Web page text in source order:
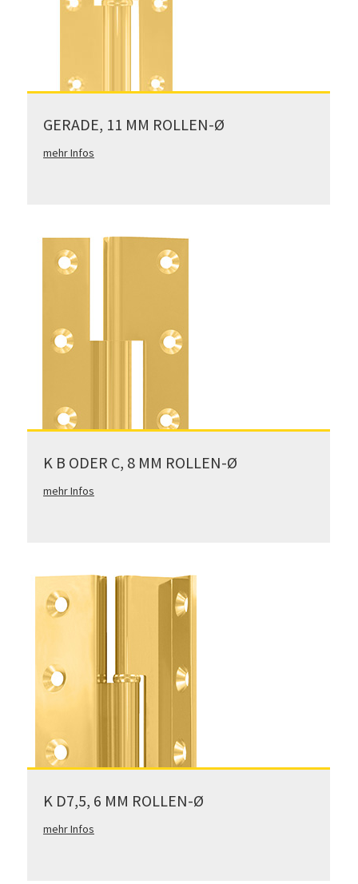
GERADE, 11 MM ROLLEN-Ø
mehr Infos
K B ODER C, 8 MM ROLLEN-Ø
mehr Infos
K D7,5, 6 MM ROLLEN-Ø
mehr Infos